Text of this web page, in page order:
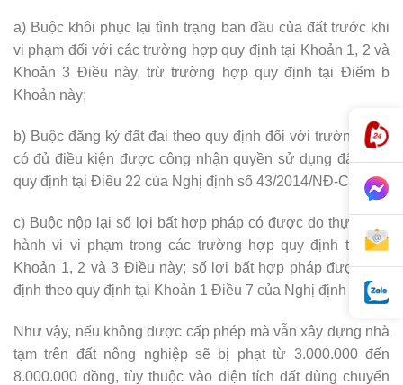
a) Buộc khôi phục lại tình trạng ban đầu của đất trước khi
vi phạm đối với các trường hợp quy định tại Khoản 1, 2 và
Khoản 3 Điều này, trừ trường hợp quy định tại Điểm b
Khoản này;
b) Buộc đăng ký đất đai theo quy định đối với trường hợp
có đủ điều kiện được công nhận quyền sử dụng đất theo
quy định tại Điều 22 của Nghị định số 43/2014/NĐ-CP;
c) Buộc nộp lại số lợi bất hợp pháp có được do thực hiện
hành vi vi phạm trong các trường hợp quy định tại các
Khoản 1, 2 và 3 Điều này; số lợi bất hợp pháp được xác
định theo quy định tại Khoản 1 Điều 7 của Nghị định này.
Như vậy, nếu không được cấp phép mà vẫn xây dựng nhà
tạm trên đất nông nghiệp sẽ bị phạt từ 3.000.000 đến
8.000.000 đồng, tùy thuộc vào diện tích đất dùng chuyển